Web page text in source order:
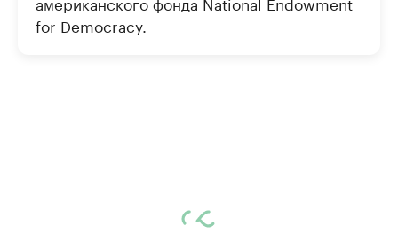
for Democracy.